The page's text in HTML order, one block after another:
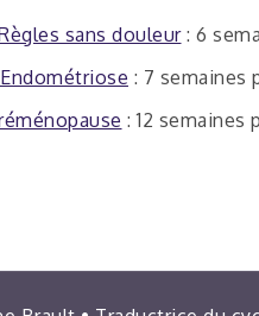
sans douleur: 6
: 7 semaines
: 12